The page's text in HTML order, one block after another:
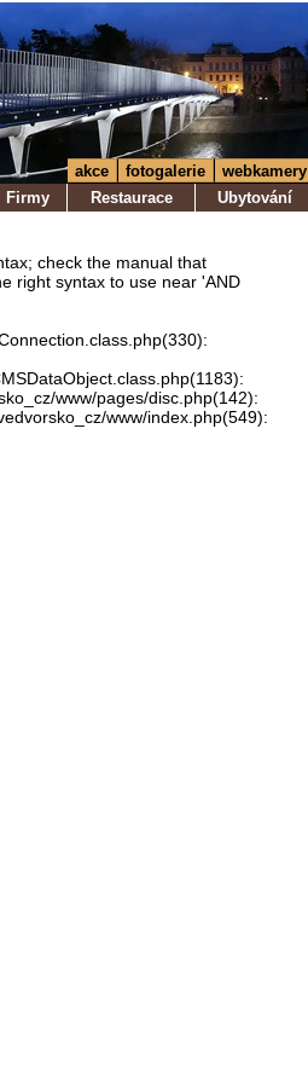
akce fotogalerie
webkamery
Firmy Restaurace Ubytování
check the manual that
right syntax to use near 'AND
www/pages/disc.php(142):
www/index.php(549):